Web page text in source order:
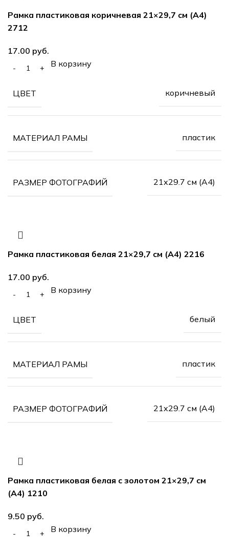
Рамка пластиковая коричневая 21×29,7 см (А4)
2712
17.00 руб.
В корзину
ЦВЕТ коричневый
МАТЕРИАЛ РАМЫ пластик
РАЗМЕР ФОТОГРАФИЙ 21х29.7 см (А4)
Рамка пластиковая белая 21×29,7 см (А4) 2216
17.00 руб.
В корзину
ЦВЕТ белый
МАТЕРИАЛ РАМЫ пластик
РАЗМЕР ФОТОГРАФИЙ 21х29.7 см (А4)
Рамка пластиковая белая с золотом 21×29,7 см
(А4) 1210
9.50 руб.
В корзину